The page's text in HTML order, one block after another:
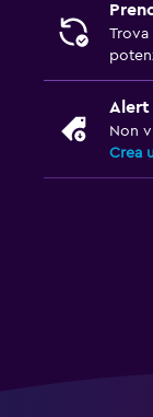
Trova
Alert
Non
Crea